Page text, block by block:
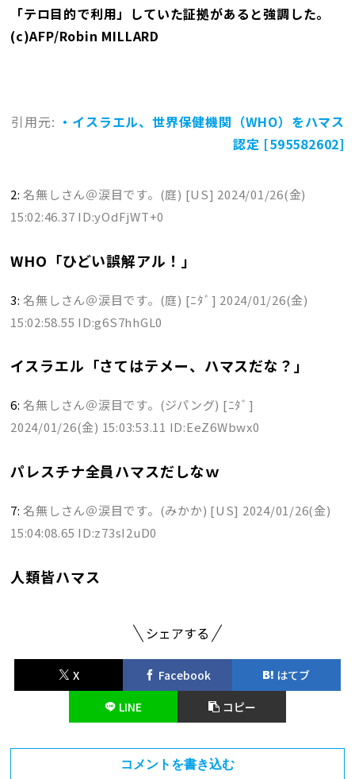
「テロ目的で利用」していた証拠があると強調した。
(c)AFP/Robin MILLARD
引用元: ・イスラエル、世界保健機関（WHO）をハマス
認定 [595582602]
2:名無しさん＠涙目です。(庭) [US] 2024/01/26(金)
15:02:46.37 ID:yOdFjWT+0
WHO「ひどい誤解アル！」
3:名無しさん＠涙目です。(庭) [ﾆﾀﾞ] 2024/01/26(金)
15:02:58.55 ID:g6S7hhGL0
イスラエル「さてはテメー、ハマスだな？」
6:名無しさん＠涙目です。(ジパング) [ﾆﾀﾞ]
2024/01/26(金) 15:03:53.11 ID:EeZ6Wbwx0
パレスチナ全員ハマスだしなｗ
7:名無しさん＠涙目です。(みかか) [US] 2024/01/26(金)
15:04:08.65 ID:z73sI2uD0
人類皆ハマス
シェアする
X Facebook
はてブ
LINE
コピー
コメントを書き込む